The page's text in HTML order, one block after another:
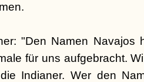
"Den Namen Navajos
für uns aufgebracht.
Indianer. Wer den